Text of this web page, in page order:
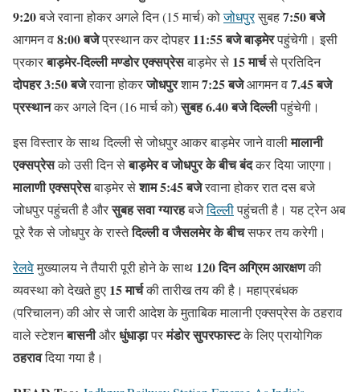
9:20बजे रवाना होकर अगले दिन (15 मार्च) कोजोधपुरसुबह7:50 बजे
आगमन व8:00 बजेप्रस्थान कर दोपहर 11:55 बजे बाड़मेरपहुंचेगी। इसी
प्रकारबाड़मेर-दिल्ली मण्डोर एक्सप्रेसबाड़मेर से 15 मार्चसे प्रतिदिन
दोपहर 3:50 बजेरवाना होकरजोधपुरशाम7:25 बजेआगमन व7.45 बजे
प्रस्थानकर अगले दिन (16 मार्च को)सुबह 6.40 बजे दिल्लीपहुंचेगी।
इस विस्तार के साथ दिल्ली से जोधपुर आकर बाड़मेर जाने वालीमालानी
एक्सप्रेसको उसी दिन सेबाड़मेर व जोधपुर के बीच बंदकर दिया जाएगा।
मालाणी एक्सप्रेसबाड़मेर सेशाम 5:45 बजेरवाना होकर रात दस बजे
जोधपुर पहुंचती है औरसुबह सवा ग्यारहबजेदिल्लीपहुंचती है। यह ट्रेन अब
पूरे रैक से जोधपुर के रास्तेदिल्ली व जैसलमेर के बीचसफर तय करेगी।
रेलवेमुख्यालय ने तैयारी पूरी होने के साथ 120 दिन अग्रिम आरक्षणकी
व्यवस्था को देखते हुए 15 मार्चकी तारीख तय की है। महाप्रबंधक
(परिचालन) की ओर से जारी आदेश के मुताबिक मालानी एक्सप्रेस के ठहराव
वाले स्टेशनबासनीऔरधुंधाड़ापरमंडोर सुपरफास्टके लिए प्रायोगिक
ठहरावदिया गया है।